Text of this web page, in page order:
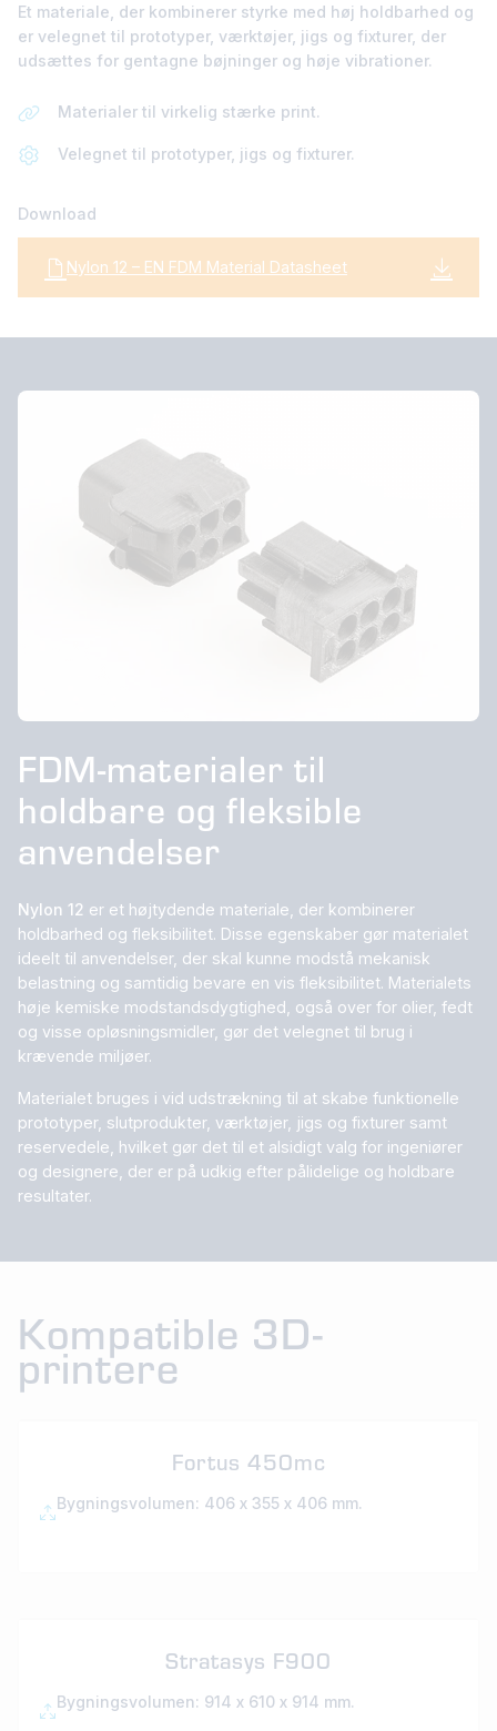
Et materiale, der kombinerer styrke med høj holdbarhed og
er velegnet til prototyper, værktøjer, jigs og fixturer, der
udsættes for gentagne bøjninger og høje vibrationer.
Materialer til virkelig stærke print.
Velegnet til prototyper, jigs og fixturer.
Download
Nylon 12 – EN FDM Material Datasheet
FDM-materialer til
holdbare og fleksible
anvendelser
Nylon 12 er et højtydende materiale, der kombinerer
holdbarhed og fleksibilitet. Disse egenskaber gør materialet
ideelt til anvendelser, der skal kunne modstå mekanisk
belastning og samtidig bevare en vis fleksibilitet. Materialets
høje kemiske modstandsdygtighed, også over for olier, fedt
og visse opløsningsmidler, gør det velegnet til brug i
krævende miljøer.
Materialet bruges i vid udstrækning til at skabe funktionelle
prototyper, slutprodukter, værktøjer, jigs og fixturer samt
reservedele, hvilket gør det til et alsidigt valg for ingeniører
og designere, der er på udkig efter pålidelige og holdbare
resultater.
Kompatible 3D-
printere
Fortus 450mc
Bygningsvolumen: 406 x 355 x 406 mm.
Stratasys F900
Bygningsvolumen: 914 x 610 x 914 mm.